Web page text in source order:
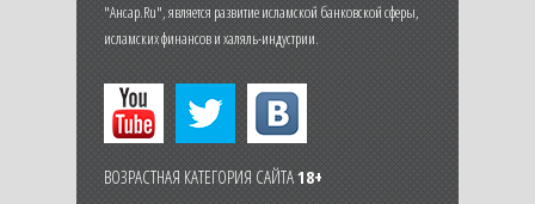
"Ансар.Ru", является развитие исламской банковской сферы,
исламских финансов и халяль-индустрии.
ВОЗРАСТНАЯ КАТЕГОРИЯ САЙТА18+